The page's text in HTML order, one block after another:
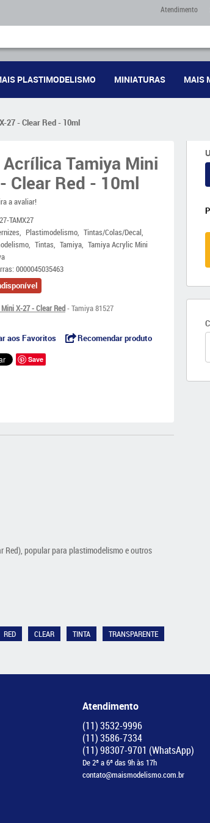
Atendimento
PLASTIMODELISMO MINIATURAS MAIS
27 - Clear Red - 10ml
Tamiya Mini
Clear Red - 10ml
a avaliar!
TAMX27
Plastimodelismo Tintas/Colas/Decal
Tintas Tamiya Tamiya Acrylic Mini
0000045035463
X-27 - Clear Red- Tamiya 81527
aos Favoritos Recomendar produto
Save
Red), popular para plastimodelismo e outros
RED CLEAR TINTA
TRANSPARENTE
Atendimento
(11)3532-9996
(11)3586-7334
(11)98307-9701 (WhatsApp)
De 2ª a 6ª das 9h às 17h
contato@maismodelismo.com.br